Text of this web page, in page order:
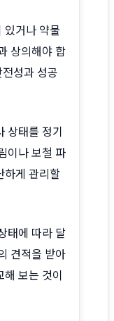
있거나 약물
상의해야 합
성과 성공
상태를 정기
이나 보철 파
하게 관리할
태에 따라 달
견적을 받아
보는 것이